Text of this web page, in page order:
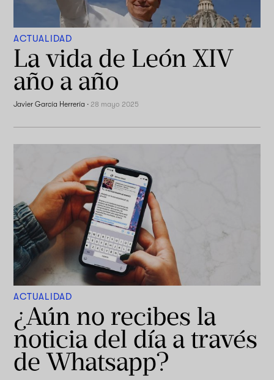
ACTUALIDAD
La vida de León XIV
año a año
Javier García Herrería ·28 mayo 2025
ACTUALIDAD
¿Aún no recibes la
noticia del día a través
de Whatsapp?